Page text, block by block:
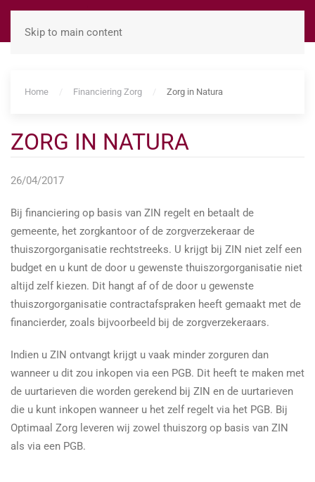
Skip to main content
Home Financiering Zorg Zorg in Natura
ZORG IN NATURA
26/04/2017
Bij financiering op basis van ZIN regelt en betaalt de
gemeente, het zorgkantoor of de zorgverzekeraar de
thuiszorgorganisatie rechtstreeks. U krijgt bij ZIN niet zelf een
budget en u kunt de door u gewenste thuiszorgorganisatie niet
altijd zelf kiezen. Dit hangt af of de door u gewenste
thuiszorgorganisatie contractafspraken heeft gemaakt met de
financierder, zoals bijvoorbeeld bij de zorgverzekeraars.
Indien u ZIN ontvangt krijgt u vaak minder zorguren dan
wanneer u dit zou inkopen via een PGB. Dit heeft te maken met
de uurtarieven die worden gerekend bij ZIN en de uurtarieven
die u kunt inkopen wanneer u het zelf regelt via het PGB. Bij
Optimaal Zorg leveren wij zowel thuiszorg op basis van ZIN
als via een PGB.